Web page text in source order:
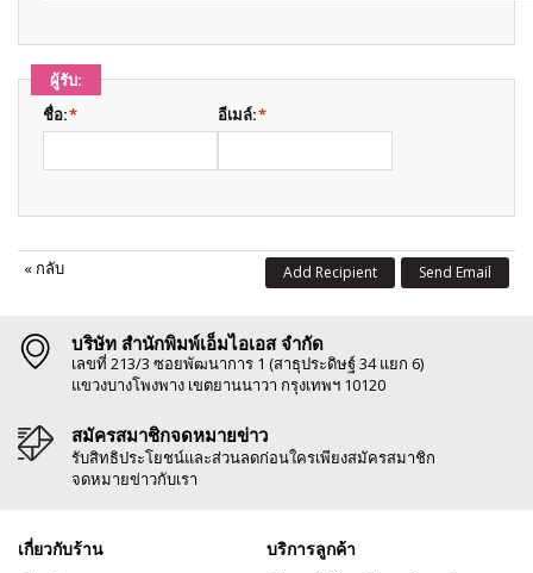
ผู้รับ:
*
ชื่อ: *
อีเมล์:
« กลับ Send Email
Add Recipient
บริษัท สำนักพิมพ์เอ็มไอเอส จำกัด
เลขที่ 213/3 ซอยพัฒนาการ 1 (สาธุประดิษฐ์ 34 แยก 6)
แขวงบางโพงพาง เขตยานนาวา กรุงเทพฯ 10120
สมัครสมาชิกจดหมายข่าว
รับสิทธิประโยชน์และส่วนลดก่อนใครเพียงสมัครสมาชิก
จดหมายข่าวกับเรา
เกี่ยวกับร้าน บริการลูกค้า